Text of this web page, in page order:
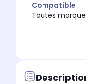
Compatible
Toutes